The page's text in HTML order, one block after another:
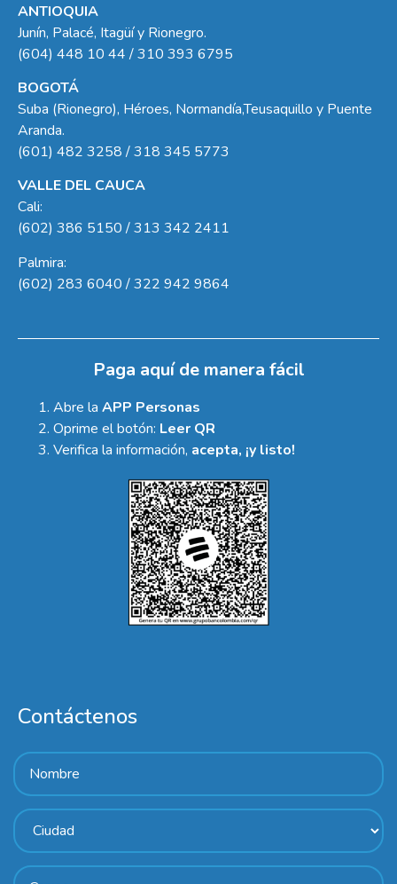
ANTIOQUIA
Junín, Palacé, Itagüí y Rionegro.
(604) 448 10 44 / 310 393 6795
BOGOTÁ
Suba (Rionegro), Héroes, Normandía,Teusaquillo y Puente
Aranda.
(601) 482 3258 / 318 345 5773
VALLE DEL CAUCA
Cali:
(602) 386 5150 / 313 342 2411
Palmira:
(602) 283 6040 / 322 942 9864
Paga aquí de manera fácil
Abre la APP Personas
Oprime el botón: Leer QR
Verifica la información, acepta, ¡y listo!
Contáctenos